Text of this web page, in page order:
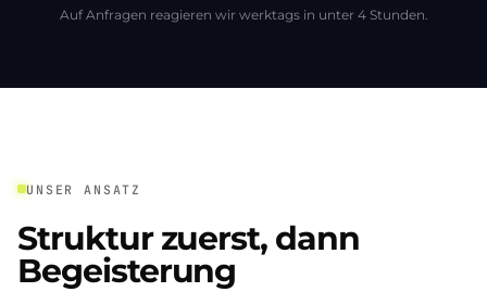
Auf Anfragen reagieren wir werktags in unter 4 Stunden.
UNSER ANSATZ
Struktur zuerst, dann
Begeisterung